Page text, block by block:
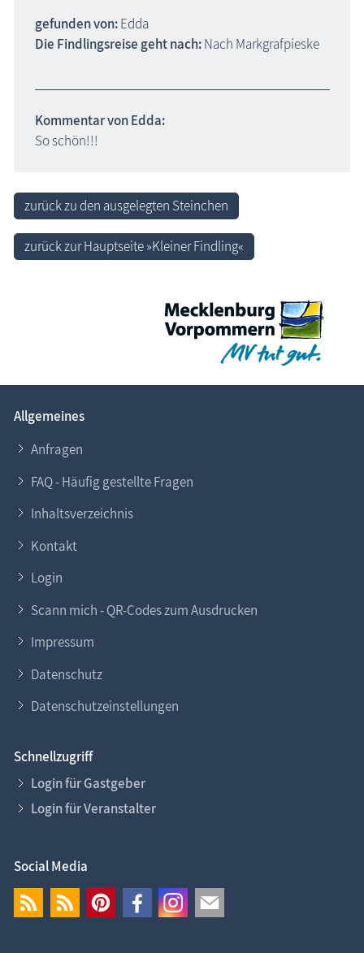
gefunden von:Edda
Die Findlingsreise geht nach:Nach Markgrafpieske
Kommentar von Edda:
So schön!!!
zurück zu den ausgelegten Steinchen
zurück zur Hauptseite »Kleiner Findling«
Allgemeines
Anfragen
FAQ - Häufig gestellte Fragen
Inhaltsverzeichnis
Kontakt
Login
Scann mich - QR-Codes zum Ausdrucken
Impressum
Datenschutz
Datenschutzeinstellungen
Schnellzugriff
Login für Gastgeber
Login für Veranstalter
Social Media